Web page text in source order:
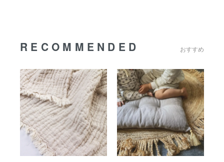
【Belle Bloom】一部数量限定!!新柄のセネガルカゴが入荷しま
2025.3.3
新入荷
【Belle Bloom】ストローがらがらダブルが新入荷しました♪
2025.1.17
再入荷
【Belle Bloom】オリジナルのベビーベッドラウンドNL（マット
レス付き）がリニューアルして再入荷しました♪
2025.01.10
NEWS
RECOMMENDED おすすめ